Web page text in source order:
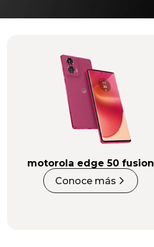
motorola edge 50 fusion
Conoce más